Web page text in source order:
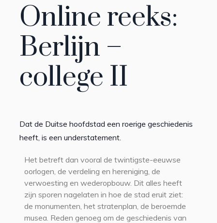
Online reeks:
Berlijn –
college II
Dat de Duitse hoofdstad een roerige geschiedenis
heeft, is een understatement.
Het betreft dan vooral de twintigste-eeuwse
oorlogen, de verdeling en hereniging, de
verwoesting en wederopbouw. Dit alles heeft
zijn sporen nagelaten in hoe de stad eruit ziet:
de monumenten, het stratenplan, de beroemde
musea. Reden genoeg om de geschiedenis van